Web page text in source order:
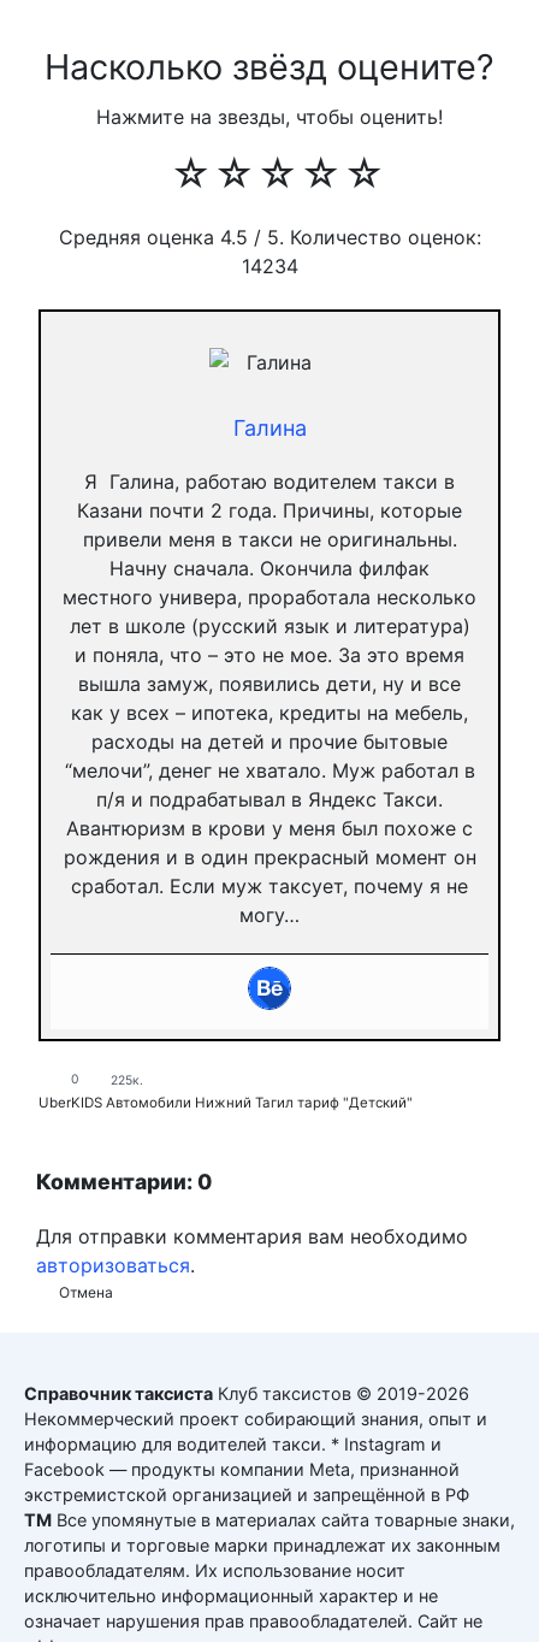
Насколько звёзд оцените?
Нажмите на звезды, чтобы оценить!
☆
☆
☆
☆
☆
Средняя оценка 4.5 / 5. Количество оценок:
14234
Галина
Я Галина, работаю водителем такси в
Казани почти 2 года. Причины, которые
привели меня в такси не оригинальны.
Начну сначала. Окончила филфак
местного универа, проработала несколько
лет в школе (русский язык и литература)
и поняла, что – это не мое. За это время
вышла замуж, появились дети, ну и все
как у всех – ипотека, кредиты на мебель,
расходы на детей и прочие бытовые
“мелочи”, денег не хватало. Муж работал в
п/я и подрабатывал в Яндекс Такси.
Авантюризм в крови у меня был похоже с
рождения и в один прекрасный момент он
сработал. Если муж таксует, почему я не
могу…
0 225к.
UberKIDS Автомобили Нижний Тагил тариф "Детский"
Комментарии: 0
Отмена
Для отправки комментария вам необходимо
авторизоваться.
Справочник таксиста Клуб таксистов © 2019-2026
Некоммерческий проект собирающий знания, опыт и
информацию для водителей такси. * Instagram и
Facebook — продукты компании Meta, признанной
экстремистской организацией и запрещённой в РФ
ТМ Все упомянутые в материалах сайта товарные знаки,
логотипы и торговые марки принадлежат их законным
правообладателям. Их использование носит
исключительно информационный характер и не
означает нарушения прав правообладателей. Сайт не